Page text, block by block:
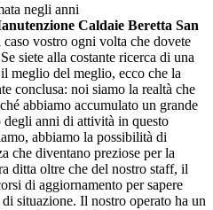
negli anni
Caldaie Beretta San
vostro ogni volta che dovete
siete alla costante ricerca di una
meglio del meglio, ecco che la
conclusa: noi siamo la realtà che
abbiamo accumulato un grande
degli anni di attività in questo
abbiamo la possibilità di
che diventano preziose per la
ditta oltre che del nostro staff, il
di aggiornamento per sapere
situazione. Il nostro operato ha un